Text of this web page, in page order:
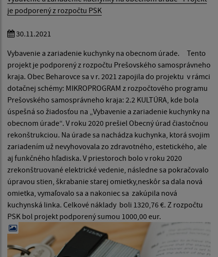
je podporený z rozpočtu PSK
30.11.2021
Vybavenie a zariadenie kuchynky na obecnom úrade. Tento
projekt je podporený z rozpočtu Prešovského samosprávneho
kraja. Obec Beharovce sa v r. 2021 zapojila do projektu v rámci
dotačnej schémy: MIKROPROGRAM z rozpočtového programu
Prešovského samosprávneho kraja: 2.2 KULTÚRA, kde bola
úspešná so žiadosťou na „Vybavenie a zariadenie kuchynky na
obecnom úrade“. V roku 2020 prešiel Obecný úrad čiastočnou
rekonštrukciou. Na úrade sa nachádza kuchynka, ktorá svojim
zariadením už nevyhovovala zo zdravotného, estetického, ale
aj funkčného hľadiska. V priestoroch bolo v roku 2020
zrekonštruované elektrické vedenie, následne sa pokračovalo
úpravou stien, škrabanie starej omietky,neskôr sa dala nová
omietka, vymaľovalo sa a nakoniec sa zakúpila nová
kuchynská linka. Celkové náklady boli 1320,76 €. Z rozpočtu
PSK bol projekt podporený sumou 1000,00 eur.